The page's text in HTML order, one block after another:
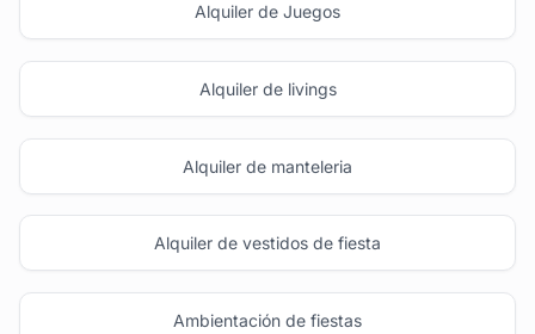
Alquiler de Juegos
Alquiler de livings
Alquiler de manteleria
Alquiler de vestidos de fiesta
Ambientación de fiestas